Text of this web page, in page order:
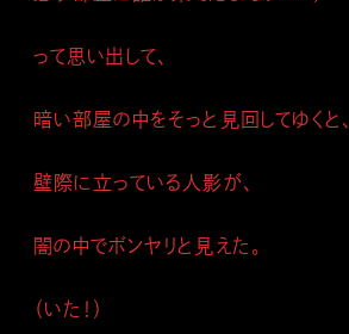
って思い出して、
暗い部屋の中をそっと見回してゆくと、
壁際に立っている人影が、
闇の中でボンヤリと見えた。
（いた！）